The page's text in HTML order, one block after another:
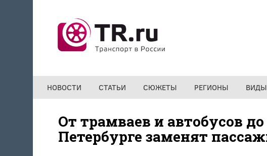
НОВОСТИ СТАТЬИ СЮЖЕТЫ РЕГИОНЫ
От трамваев и автобусов
Петербурге заменят